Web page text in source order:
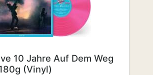
10 Jahre Auf Dem Weg
(Vinyl)